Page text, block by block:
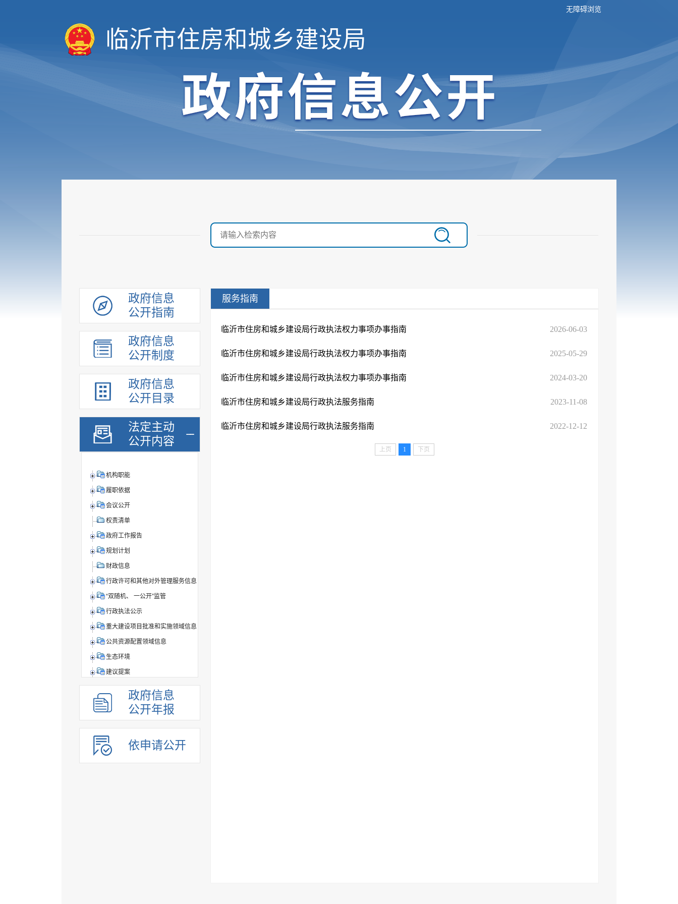
无障碍浏览
临沂市住房和城乡建设局
政府信息
公开指南
政府信息
公开制度
政府信息
公开目录
法定主动
公开内容
机构职能
履职依据
会议公开
权责清单
政府工作报告
规划计划
财政信息
行政许可和其他对外管理服务信息
“双随机、 一公开”监管
行政执法公示
重大建设项目批准和实施领域信息
公共资源配置领域信息
生态环境
建议提案
组织管理
应急管理
重点领域
法制政府建设工作年报
政府信息
公开年报
依申请公开
服务指南
临沂市住房和城乡建设局行政执法权力事项办事指南 2026-06-03
临沂市住房和城乡建设局行政执法权力事项办事指南 2025-05-29
临沂市住房和城乡建设局行政执法权力事项办事指南 2024-03-20
临沂市住房和城乡建设局行政执法服务指南 2023-11-08
临沂市住房和城乡建设局行政执法服务指南 2022-12-12
上页 1 下页